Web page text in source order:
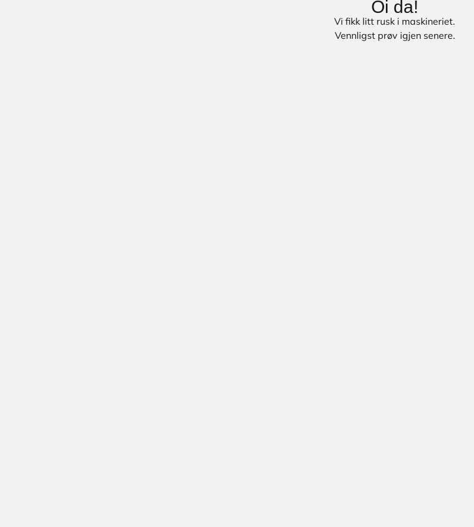
Oi da!
Vi fikk litt rusk i maskineriet.
Vennligst prøv igjen senere.